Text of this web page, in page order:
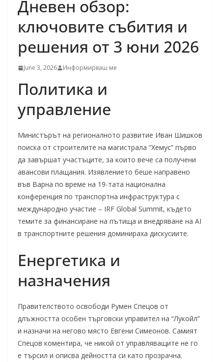
Дневен обзор:
ключовите събития и
решения от 3 юни 2026
June 3, 2026 Информирваш ме
Политика и
управление
Министърът на регионалното развитие Иван Шишков
поиска от строителите на магистрала “Хемус” първо
да завършат участъците, за които вече са получени
авансови плащания. Изявлението беше направено
във Варна по време на 19-тата национална
конференция по транспортна инфраструктура с
международно участие – IRF Global Summit, където
темите за финансиране на пътища и внедряване на AI
в транспортните решения доминираха дискусиите.
Енергетика и
назначения
Правителството освободи Румен Спецов от
длъжността особен търговски управител на “Лукойл”
и назначи на негово място Евгени Симеонов. Самият
Спецов коментира, че никой от управляващите не го
е търсил и описва дейността си като прозрачна.